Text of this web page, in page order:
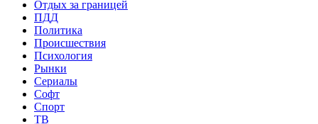
Отдых за границей
ПДД
Политика
Происшествия
Психология
Рынки
Сериалы
Софт
Спорт
ТВ